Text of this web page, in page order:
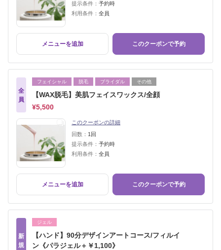
提示条件： 予約時
利用条件： 全員
メニューを追加 このクーポンで予約
全
員
フェイシャル 脱毛 ブライダル その他
【WAX脱毛】美肌フェイスワックス/全顔
¥5,500
このクーポンの詳細
回数： 1回
提示条件： 予約時
利用条件： 全員
メニューを追加 このクーポンで予約
新
規
ジェル
【ハンド】90分デザインアートコース/フィルイ
ン《パラジェル＋￥1,100》